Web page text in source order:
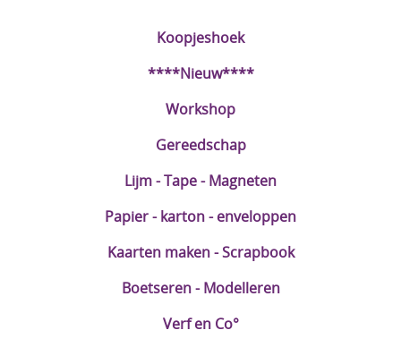
Koopjeshoek
****Nieuw****
Workshop
Gereedschap
Lijm - Tape - Magneten
Papier - karton - enveloppen
Kaarten maken - Scrapbook
Boetseren - Modelleren
Verf en Co°